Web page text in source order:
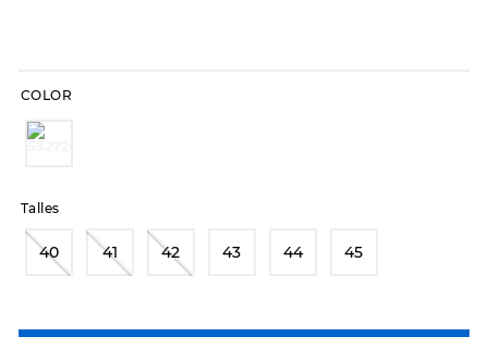
COLOR
Talles
40 41 42 43 44 45